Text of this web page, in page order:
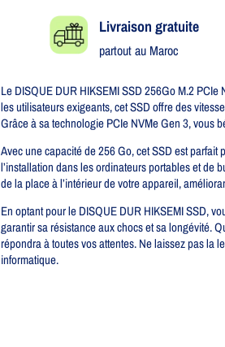
Livraison gratuite​
partout au Maroc
Le DISQUE DUR HIKSEMI SSD 256Go M.2
les utilisateurs exigeants, cet SSD offre des
Grâce à sa technologie PCIe NVMe Gen 3, vous
Avec une capacité de 256 Go, cet SSD est
l’installation dans les ordinateurs portables et de
de la place à l’intérieur de votre appareil,
En optant pour le DISQUE DUR HIKSEMI SSD,
garantir sa résistance aux chocs et sa longévité.
répondra à toutes vos attentes. Ne laissez pas la
informatique.